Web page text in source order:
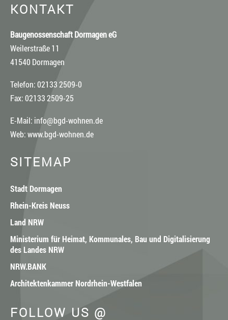
KONTAKT
Baugenossenschaft Dormagen eG
Weilerstraße 11
41540 Dormagen
Telefon: 02133 2509-0
Fax: 02133 2509-25
E-Mail: info@bgd-wohnen.de
Web:www.bgd-wohnen.de
SITEMAP
Stadt Dormagen
Rhein-Kreis Neuss
Land NRW
Ministerium für Heimat, Kommunales, Bau und Digitalisierung
des Landes NRW
NRW.BANK
Architektenkammer Nordrhein-Westfalen
FOLLOW US @